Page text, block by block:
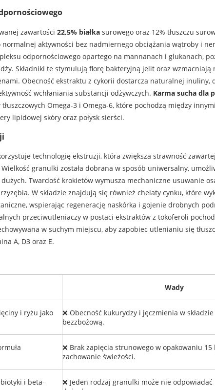
zawartości 22,5% białkasurowego oraz 12% tłuszczu
aktywności bez nadmiernego obciążania wątroby i
odpornościowego opartego na mannanach i glukanach,
Składniki te stymulują florę bakteryjną jelit oraz wzmacniają
Obecność ekstraktu z cykorii dostarcza naturalnej inuliny,
wchłaniania substancji odżywczych. Karma sucha dla
Omega-3 i Omega-6, które pochodzą między
lipidowej skóry oraz połysk sierści.
technologię ekstruzji, która zwiększa strawność
granulki została dobrana w sposób uniwersalny,
Twardość krokietów wymusza mechaniczne usuwanie
W składzie znajdują się również chelaty cynku, które
wspierając regenerację naskórka i gojenie drobnych
przeciwutleniaczy w postaci ekstraktów z tokoferoli
w suchym miejscu, aby zapobiec utlenianiu się
A, D3 oraz E.
Wady
i ryżu jako
❌ Obecność kukurydzy i jęczmienia w
bezzbożową.
❌ Brak zapięcia strunowego w opakowaniu
zachowanie świeżości.
i beta-
❌ Jeden rodzaj granulki może nie